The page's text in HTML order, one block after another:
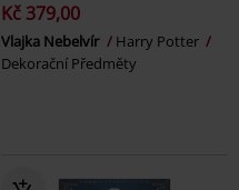
Kč 379,00
Vlajka Nebelvír
Harry Potter
Dekorační Předměty